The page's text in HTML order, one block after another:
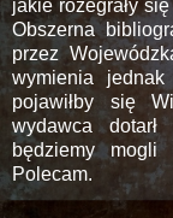
jakie rozegrały
Obszerna
przez
wymienia
pojawiłby się
wydawca
będziemy mogli
Polecam.